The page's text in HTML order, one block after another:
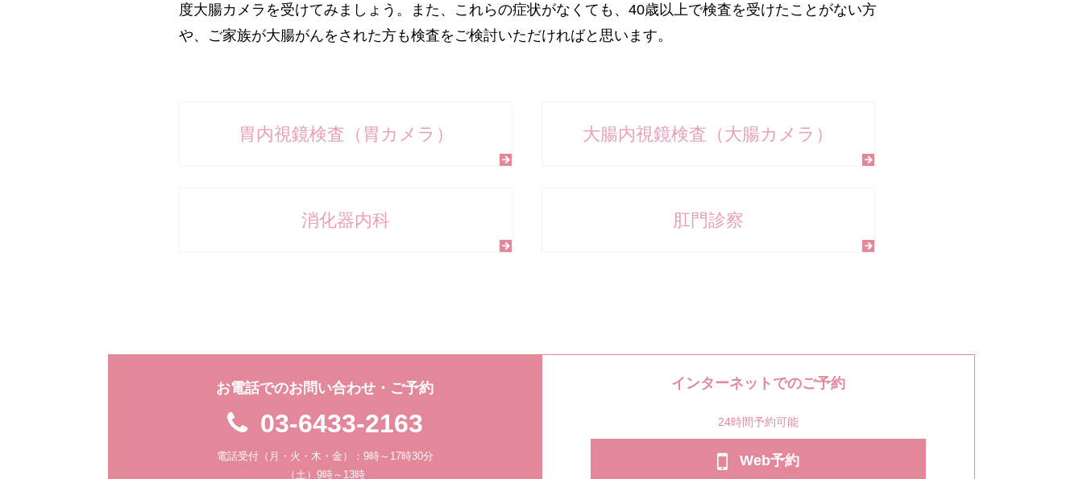
度大腸カメラを受けてみましょう。また、これらの症状がなくても、40歳以上で検査を受けたことがない方
や、ご家族が大腸がんをされた方も検査をご検討いただければと思います。
胃内視鏡検査（胃カメラ） 大腸内視鏡検査（大腸カメラ）
消化器内科 肛門診察
お電話でのお問い合わせ・ご予約
03-6433-2163
電話受付（月・火・木・金）：9時～17時30分
（土）9時～13時
インターネットでのご予約
24時間予約可能
Web予約